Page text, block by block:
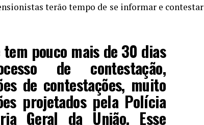
terão tempo de se informar e contestar
pouco mais de 30 dias
de contestação,
de contestações, muito
projetados pela Polícia
Geral da União. Esse